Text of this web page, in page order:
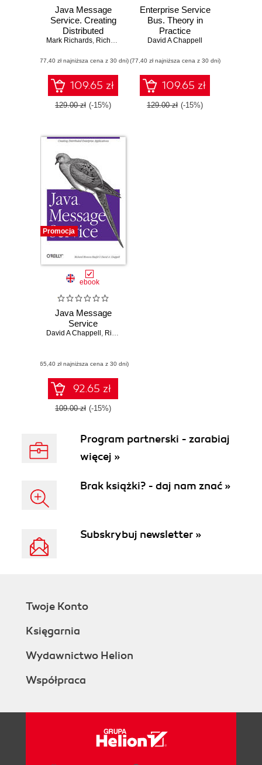
Java Message
Service. Creating
Distributed
Enterprise
Edition
Mark Richards, Richard Monson-Haefel ,David A Chappell
(77,40 zł najniższa cena z 30 dni)
109.65 zł
129.00 zł (-15%)
Enterprise Service
Bus. Theory in
Practice
David A Chappell
(77,40 zł najniższa cena z 30 dni)
109.65 zł
129.00 zł (-15%)
Promocja
ebook
Java Message
Service
David A Chappell , Richard Monson-Haefel
(65,40 zł najniższa cena z 30 dni)
92.65 zł
109.00 zł (-15%)
Program partnerski - zarabiaj
więcej »
Brak książki? - daj nam znać »
Subskrybuj newsletter »
Twoje Konto
Księgarnia
Wydawnictwo Helion
Współpraca